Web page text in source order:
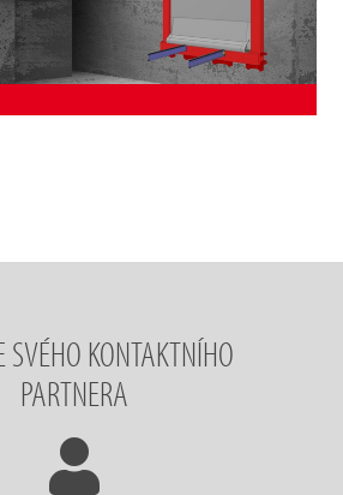
SVÉHO KONTAKTNÍHO
PARTNERA